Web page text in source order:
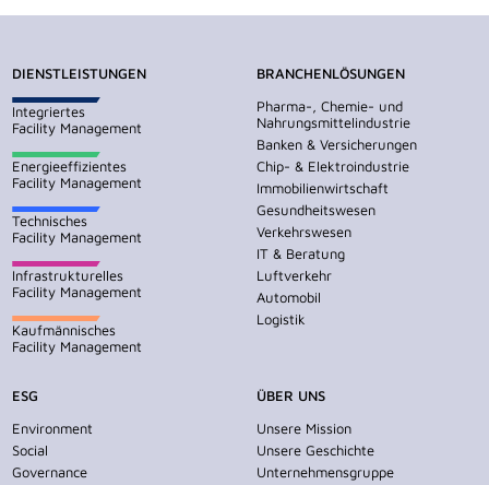
DIENSTLEISTUNGEN
Integriertes
Facility Management
Energieeffizientes
Facility Management
Technisches
Facility Management
Infrastrukturelles
Facility Management
Kaufmännisches
Facility Management
BRANCHENLÖSUNGEN
Pharma-, Chemie- und
Nahrungsmittelindustrie
Banken & Versicherungen
Chip- & Elektroindustrie
Immobilienwirtschaft
Gesundheitswesen
Verkehrswesen
IT & Beratung
Luftverkehr
Automobil
Logistik
ESG
Environment
Social
Governance
ÜBER UNS
Unsere Mission
Unsere Geschichte
Unternehmensgruppe